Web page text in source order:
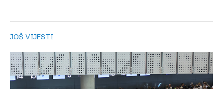
JOŠ VIJESTI